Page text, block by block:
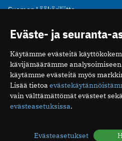
Suomen Lääkäriliitto
00510 Helsinki
puh. (09) 393 091
toimitus@potilaanlaakarilehti.fi
ISSN 2323-9476
Eväste- ja seuranta-
Käytämme evästeitä
kävijämäärämme
käytämme evästeitä myös
Lisää tietoa
vain välttämättömät evästeet
evästeasetuksissa.
Evästeasetukset